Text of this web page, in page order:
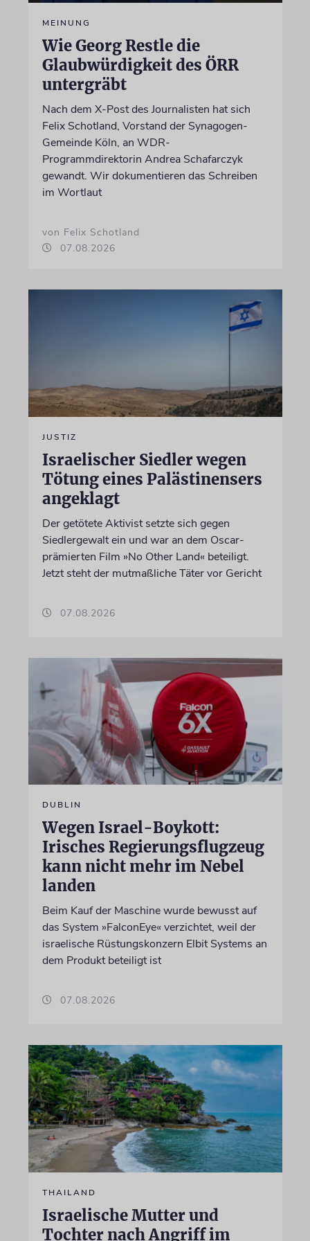
MEINUNG
Wie Georg Restle die
Glaubwürdigkeit des ÖRR
untergräbt
Nach dem X-Post des Journalisten hat sich
Felix Schotland, Vorstand der Synagogen-
Gemeinde Köln, an WDR-
Programmdirektorin Andrea Schafarczyk
gewandt. Wir dokumentieren das Schreiben
im Wortlaut
von Felix Schotland
07.08.2026
JUSTIZ
Israelischer Siedler wegen
Tötung eines Palästinensers
angeklagt
Der getötete Aktivist setzte sich gegen
Siedlergewalt ein und war an dem Oscar-
prämierten Film »No Other Land« beteiligt.
Jetzt steht der mutmaßliche Täter vor Gericht
07.08.2026
DUBLIN
Wegen Israel-Boykott:
Irisches Regierungsflugzeug
kann nicht mehr im Nebel
landen
Beim Kauf der Maschine wurde bewusst auf
das System »FalconEye« verzichtet, weil der
israelische Rüstungskonzern Elbit Systems an
dem Produkt beteiligt ist
07.08.2026
THAILAND
Israelische Mutter und
Tochter nach Angriff im